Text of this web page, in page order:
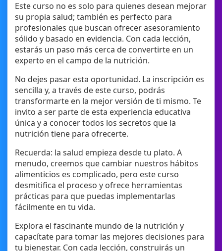
Este curso no es solo para quienes desean mejorar
su propia salud; también es perfecto para
profesionales que buscan ofrecer asesoramiento
sólido y basado en evidencia. Con cada lección,
estarás un paso más cerca de convertirte en un
experto en el campo de la nutrición.
No dejes pasar esta oportunidad. La inscripción es
sencilla y, a través de este curso, podrás
transformarte en la mejor versión de ti mismo. Te
invito a ser parte de esta experiencia educativa
única y a conocer todos los secretos que la
nutrición tiene para ofrecerte.
Recuerda: la salud empieza desde tu plato. A
menudo, creemos que cambiar nuestros hábitos
alimenticios es complicado, pero este curso
desmitifica el proceso y ofrece herramientas
prácticas para que puedas implementarlas
fácilmente en tu vida.
Explora el fascinante mundo de la nutrición y
capacítate para tomar las mejores decisiones para
tu bienestar. Con cada lección, construirás un